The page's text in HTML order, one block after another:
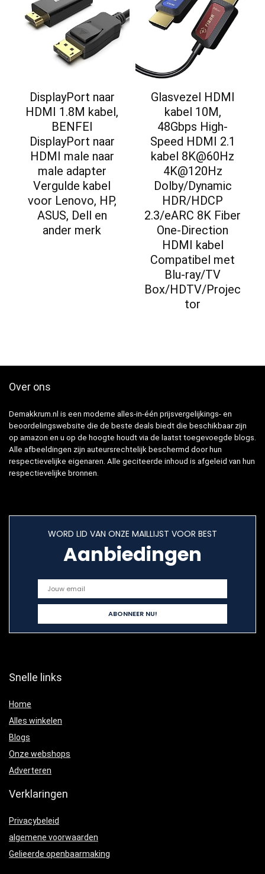
DisplayPort naar
HDMI 1.8M kabel,
BENFEI
DisplayPort naar
HDMI male naar
male adapter
Vergulde kabel
voor Lenovo, HP,
ASUS, Dell en
ander merk
Glasvezel HDMI
kabel 10M,
48Gbps High-
Speed HDMI 2.1
kabel 8K@60Hz
4K@120Hz
Dolby/Dynamic
HDR/HDCP
2.3/eARC 8K Fiber
One-Direction
HDMI kabel
Compatibel met
Blu-ray/TV
Box/HDTV/Projec
tor
Over ons
Demakkrum.nl is een moderne alles-in-één prijsvergelijkings- en
beoordelingswebsite die de beste deals biedt die beschikbaar zijn
op amazon en u op de hoogte houdt via de laatst toegevoegde blogs.
Alle afbeeldingen zijn auteursrechtelijk beschermd door hun
respectievelijke eigenaren. Alle geciteerde inhoud is afgeleid van hun
respectievelijke bronnen.
WORD LID VAN ONZE MAILLIJST VOOR BEST
Aanbiedingen
Snelle links
Home
Alles winkelen
Blogs
Onze webshops
Adverteren
Verklaringen
Privacybeleid
algemene voorwaarden
Gelieerde openbaarmaking